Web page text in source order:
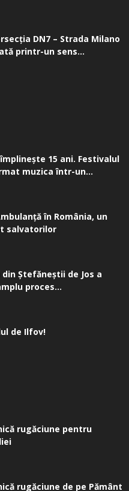
DN7 – Strada Milano
printr-un sens...
împlinește 15 ani. Festivalul
muzica într-un...
în România, un
salvatorilor
Ştefăneştii de Jos a
proces...
de Ilfov!
rugăciune pentru
rugăciune de pe Pământ